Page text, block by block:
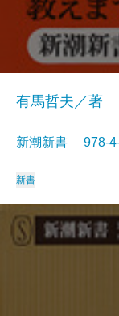
有馬哲夫／著
新潮新書 978-
新書